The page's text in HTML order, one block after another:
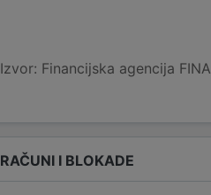
Izvor: Financijska agencija FINA
RAČUNI I BLOKADE